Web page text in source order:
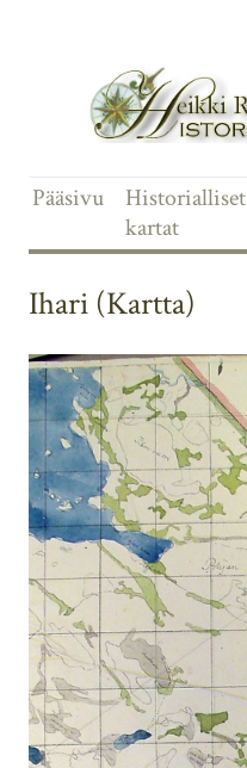
Pääsivu
Historialliset
kartat
Ihari (Kartta)